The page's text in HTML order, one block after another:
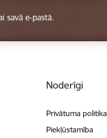
savā e-pastā.
Noderīgi
Privātuma politika
Piekļūstamība